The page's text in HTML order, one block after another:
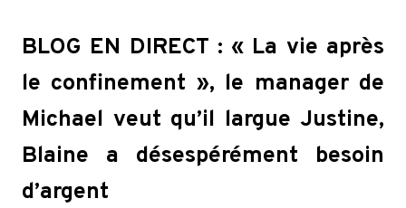
BLOG EN DIRECT : « La vie après
le confinement », le manager de
Michael veut qu’il largue Justine,
Blaine a désespérément besoin
d’argent